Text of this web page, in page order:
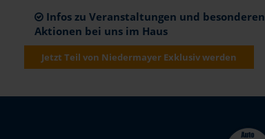
Infos zu Veranstaltungen und besonderen
Aktionen bei uns im Haus
Jetzt Teil von Niedermayer Exklusiv werden